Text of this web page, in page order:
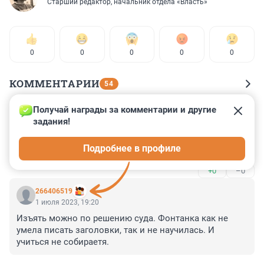
Старший редактор, начальник отдела «Власть»
0 0 0 0 0
КОММЕНТАРИИ 54
Гость
25 июля 2023, 23:42
Хорошо бы, чтобы эти поезда были бы супер
+0 –0
266406519
Получай награды за комментарии и другие
задания!
Подробнее в профиле
1 июля 2023, 19:20
Изъять можно по решению суда. Фонтанка как не
умела писать заголовки, так и не научилась. И
учиться не собираетя.